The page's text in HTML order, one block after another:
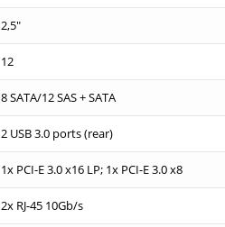
2,5"
12
8 SATA/12 SAS + SATA
2 USB 3.0 ports (rear)
1x PCI-E 3.0 x16 LP; 1x PCI-E 3.0 x8
2x RJ-45 10Gb/s